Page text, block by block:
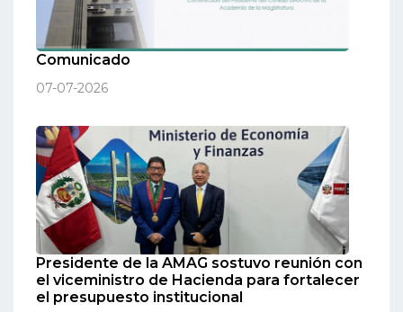
Comunicado
07-07-2026
Presidente de la AMAG sostuvo reunión con
el viceministro de Hacienda para fortalecer
el presupuesto institucional